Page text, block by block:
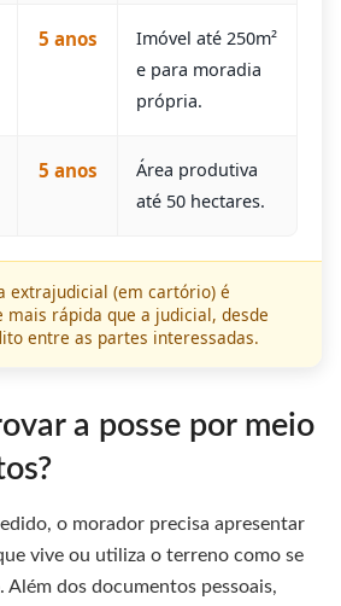
5 anos
Imóvel até 250m²
e para moradia
própria.
5 anos
Área produtiva
até 50 hectares.
extrajudicial (em cartório) é
rápida que a judicial, desde
entre as partes interessadas.
a posse por meio
o morador precisa apresentar
vive ou utiliza o terreno como se
dos documentos pessoais,